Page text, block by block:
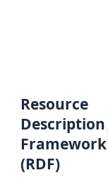
Resource
Description
Framework
(RDF)